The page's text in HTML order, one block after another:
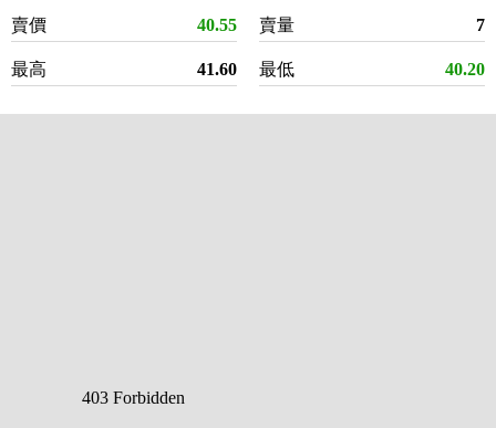
賣價 40.55
最高 41.60
賣量 7
最低 40.20